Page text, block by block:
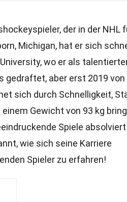
der in der NHL
Michigan, hat er sich
wo er als
gedraftet, aber erst 2019 von
sich durch Schnelligkeit,
einem Gewicht von 93 kg
Spiele absolviert
wie sich seine Karriere
Spieler zu erfahren!